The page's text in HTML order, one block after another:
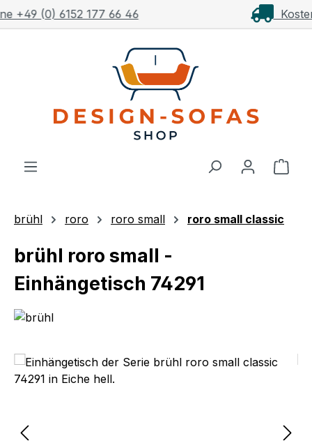
Zum Hauptinhalt springen
Kostenloser Versand ab 1.000€**
brühl roro roro small roro small classic
brühl roro small -
Einhängetisch 74291
Bildergalerie überspringen